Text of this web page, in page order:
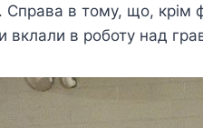
Справа в тому, що, крім
вклали в роботу над